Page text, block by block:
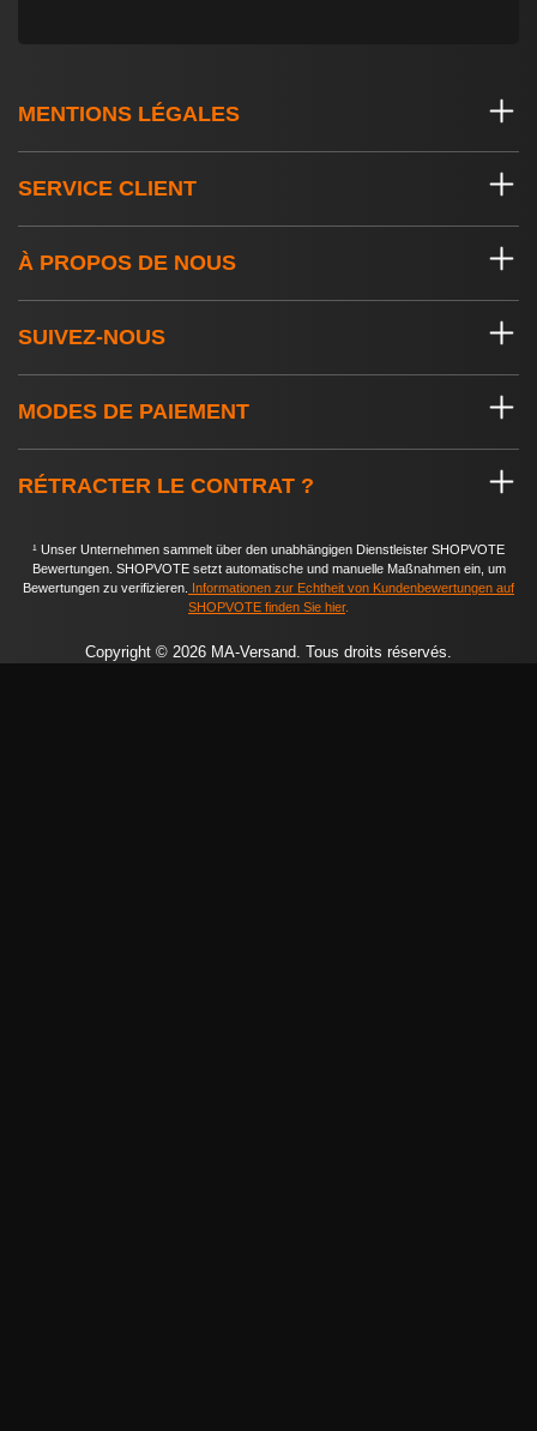
MENTIONS LÉGALES
SERVICE CLIENT
À PROPOS DE NOUS
SUIVEZ-NOUS
MODES DE PAIEMENT
RÉTRACTER LE CONTRAT ?
¹ Unser Unternehmen sammelt über den unabhängigen Dienstleister SHOPVOTE
Bewertungen. SHOPVOTE setzt automatische und manuelle Maßnahmen ein, um
Bewertungen zu verifizieren. Informationen zur Echtheit von Kundenbewertungen auf
SHOPVOTE finden Sie hier.
Copyright © 2026 MA-Versand. Tous droits réservés.